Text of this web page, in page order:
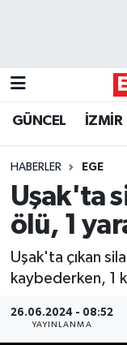
GÜNCEL İZMİR
HABERLER EGE
Uşak'ta
ölü, 1
Uşak'ta çıkan
kaybederken, 1
26.06.2024 - 08:52
YAYINLANMA
GÜNCEL
İZMİR
ÖZEL HABER
POLİTİKA
Programlar